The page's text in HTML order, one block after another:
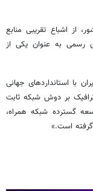
از اشباع تقریبی منابع
رسمی به عنوان یکی از
با استانداردهای جهانی
بر دوش شبکه ثابت
گسترده شبکه همراه،
است.»